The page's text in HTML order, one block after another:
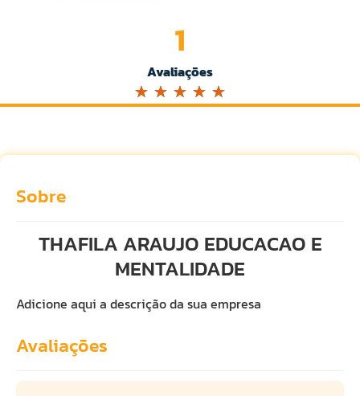
Avaliações
1
☆ ☆ ☆ ☆ ☆
Sobre
THAFILA ARAUJO EDUCACAO E
MENTALIDADE
Adicione aqui a descrição da sua empresa
Avaliações